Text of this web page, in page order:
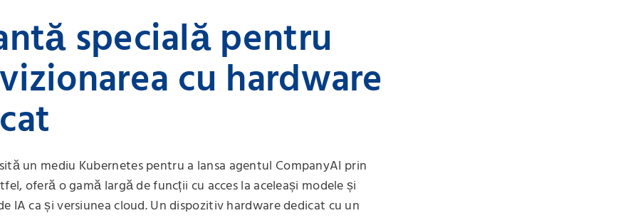
specială pentru
cu hardware
un mediu Kubernetes pentru a lansa agentul CompanyAI prin
oferă o gamă largă de funcții cu acces la aceleași modele și
IA ca și versiunea cloud. Un dispozitiv hardware dedicat cu un